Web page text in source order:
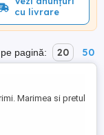
cu livrare
pagină: 20 50
Marimea si pretul